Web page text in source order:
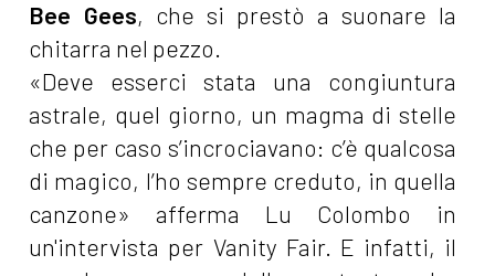
Bee Gees, che si prestò a suonare la
chitarra nel pezzo.
«Deve esserci stata una congiuntura
astrale, quel giorno, un magma di stelle
che per caso s’incrociavano: c’è qualcosa
di magico, l’ho sempre creduto, in quella
canzone» afferma Lu Colombo in
un'intervista per Vanity Fair. E infatti, il